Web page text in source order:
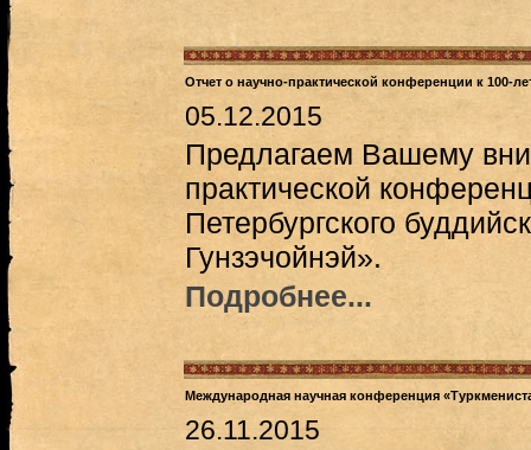
Отчет о научно-практической конференции к 100-
05.12.2015
Предлагаем Вашему
практической
Петербургского
Гунзэчойнэй».
Подробнее...
Международная научная конференция
26.11.2015